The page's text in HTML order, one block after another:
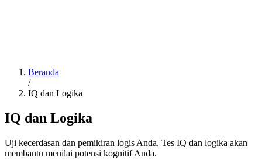
Beranda
/
IQ dan Logika
IQ dan Logika
Uji kecerdasan dan pemikiran logis Anda. Tes IQ dan logika akan
membantu menilai potensi kognitif Anda.